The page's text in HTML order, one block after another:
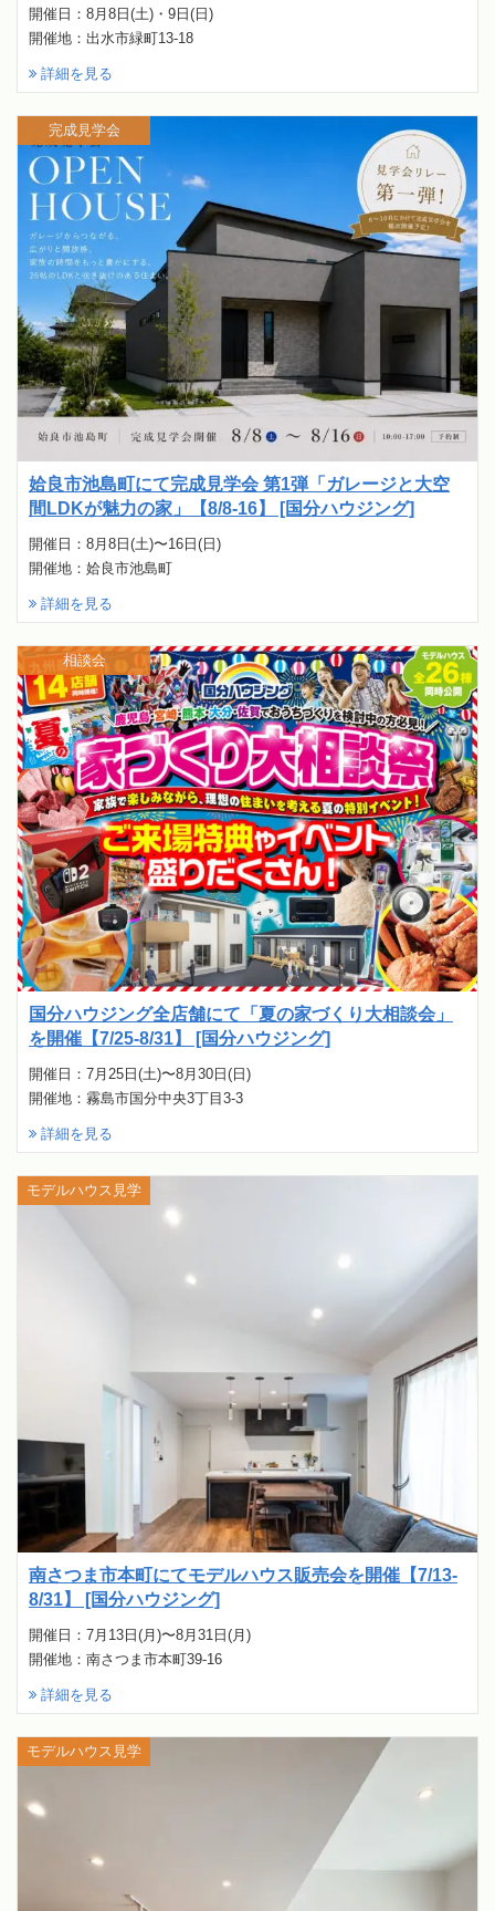
開催日：8月8日(土)・9日(日)
開催地：出水市緑町13-18
詳細を見る
姶良市池島町にて完成見学会 第1弾「ガレージと大空
間LDKが魅力の家」【8/8-16】 [国分ハウジング]
開催日：8月8日(土)〜16日(日)
開催地：姶良市池島町
詳細を見る
完成見学会
国分ハウジング全店舗にて「夏の家づくり大相談会」
を開催【7/25-8/31】 [国分ハウジング]
開催日：7月25日(土)〜8月30日(日)
開催地：霧島市国分中央3丁目3-3
詳細を見る
相談会
南さつま市本町にてモデルハウス販売会を開催【7/13-
8/31】 [国分ハウジング]
開催日：7月13日(月)〜8月31日(月)
開催地：南さつま市本町39-16
詳細を見る
モデルハウス見学
モデルハウス見学